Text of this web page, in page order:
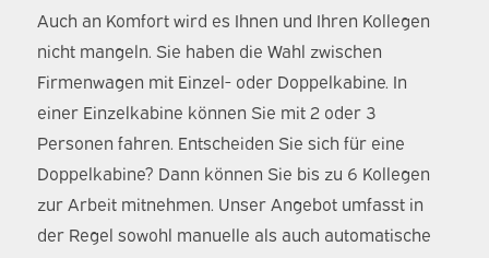
Auch an Komfort wird es Ihnen und Ihren Kollegen
nicht mangeln. Sie haben die Wahl zwischen
Firmenwagen mit Einzel- oder Doppelkabine. In
einer Einzelkabine können Sie mit 2 oder 3
Personen fahren. Entscheiden Sie sich für eine
Doppelkabine? Dann können Sie bis zu 6 Kollegen
zur Arbeit mitnehmen. Unser Angebot umfasst in
der Regel sowohl manuelle als auch automatische